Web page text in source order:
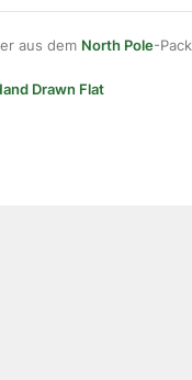
aus dem North Pole-Pack
Drawn Flat